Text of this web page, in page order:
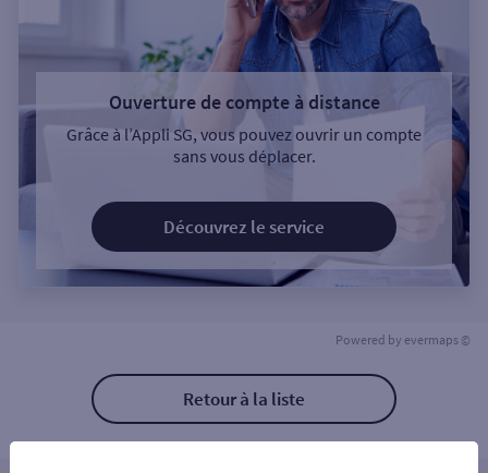
Ouverture de compte à distance
Grâce à l’Appli SG, vous pouvez ouvrir un compte
sans vous déplacer.
Découvrez le service
Powered by evermaps ©
Retour à la liste